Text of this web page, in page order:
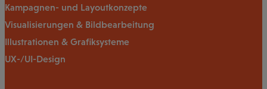
Kampagnen- und Layoutkonzepte
Visualisierungen & Bildbearbeitung
Illustrationen & Grafiksysteme
UX-/UI-Design